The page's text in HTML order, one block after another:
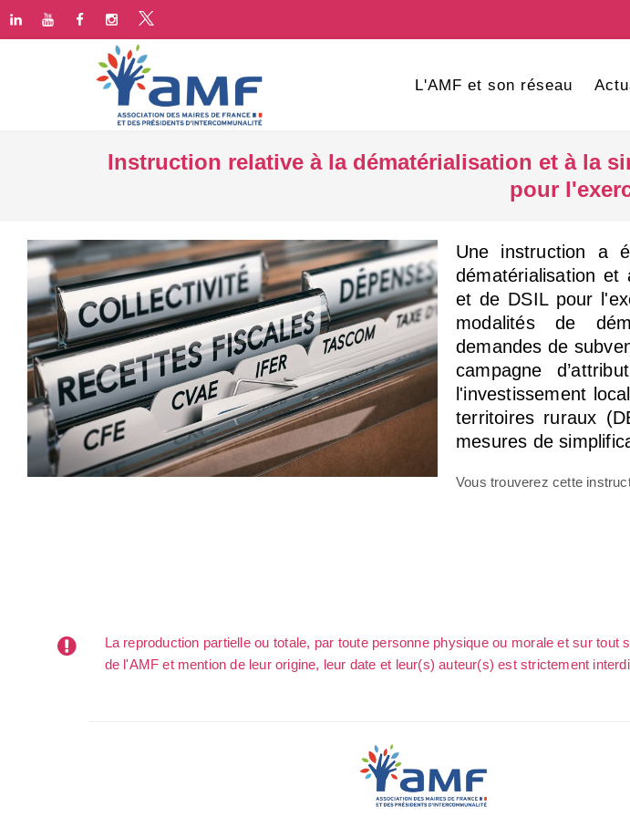
L'AMF et son réseau
Instruction relative à la dématérialisation et à la
pour
Une instruction a
dématérialisation et
et de DSIL pour
modalités de
demandes de
campagne
l'investissement
territoires ruraux
mesures de
Vous trouverez cette
La reproduction partielle ou totale, par toute personne physique ou morale et sur
de l'AMF et mention de leur origine, leur date et leur(s) auteur(s) est strictement